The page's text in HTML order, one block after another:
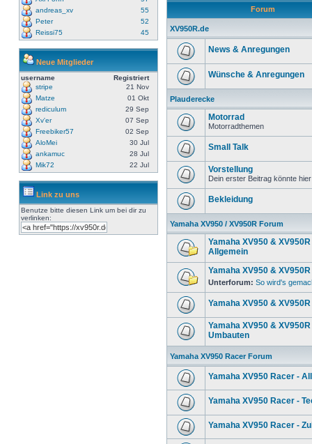
andreas_xv
55
Peter
52
Reissi75
45
Neue Mitglieder
username
Registriert
stripe
21 Nov
Matze
01 Okt
rediculum
29 Sep
Xv'er
07 Sep
Freebiker57
02 Sep
AloMei
30 Jul
ankamuc
28 Jul
Mik72
22 Jul
Link zu uns
Benutze bitte diesen Link um bei dir zu
verlinken:
Forum
XV950R.de
News & Anregungen
Wünsche & Anregungen
Plauderecke
Motorrad
Motorradthemen
Small Talk
Vorstellung
Dein erster Beitrag könnte
Bekleidung
Yamaha XV950 / XV950R Forum
Yamaha XV950 & XV950R
Allgemein
Yamaha XV950 &
Unterforum: So wird's
Yamaha XV950 &
Yamaha XV950 & XV950R
Umbauten
Yamaha XV950 Racer Forum
Yamaha XV950 Racer -
Yamaha XV950 Racer -
Yamaha XV950 Racer -